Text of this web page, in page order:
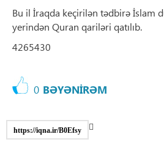
Bu il İraqda keçirilən tədbirə İslam
yerindən Quran qariləri qatılıb.
4265430
0 BƏYƏNİRƏM
https://iqna.ir/B0Efsy